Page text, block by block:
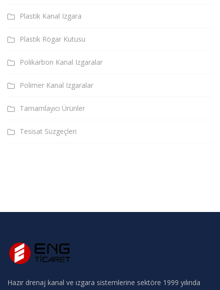
Plastik Kanal Izgara
Plastik Rögar Kutusu
Polikarbon Kanal Izgaralar
Polimer Kanal Izgaralar
Tamamlayıcı Ürünler
Tesisat Süzgeçleri
Hazır drenaj kanal ve ızgara sistemlerine sektöre 1999 yılında